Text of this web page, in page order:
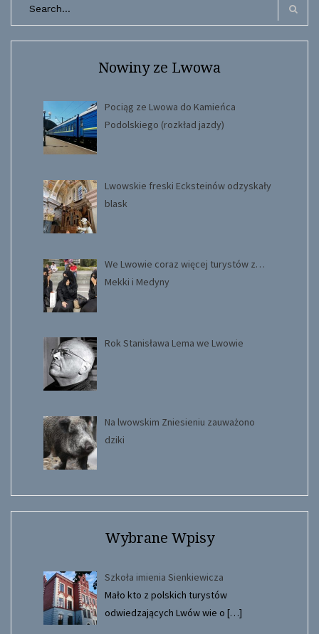
Search
Nowiny ze Lwowa
Pociąg ze Lwowa do Kamieńca
Podolskiego (rozkład jazdy)
Lwowskie freski Ecksteinów odzyskały
blask
We Lwowie coraz więcej turystów z…
Mekki i Medyny
Rok Stanisława Lema we Lwowie
Na lwowskim Zniesieniu zauważono
dziki
Wybrane Wpisy
Szkoła imienia Sienkiewicza
Mało kto z polskich turystów
odwiedzających Lwów wie o […]